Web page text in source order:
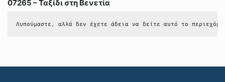
07265 – Ταξίδι στη Βενετία
Λυπούμαστε, αλλά δεν έχετε άδεια να δείτε αυτό το